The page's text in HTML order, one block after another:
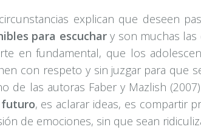
explican que deseen
para escuchary son muchas las
en fundamental, que los
con respeto y sin juzgar para que
de las autoras Faber y Mazlish
, es aclarar ideas, es compartir
de emociones, sin que sean